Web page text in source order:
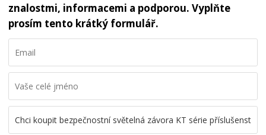
znalostmi, informacemi a podporou. Vyplňte
prosím tento krátký formulář.